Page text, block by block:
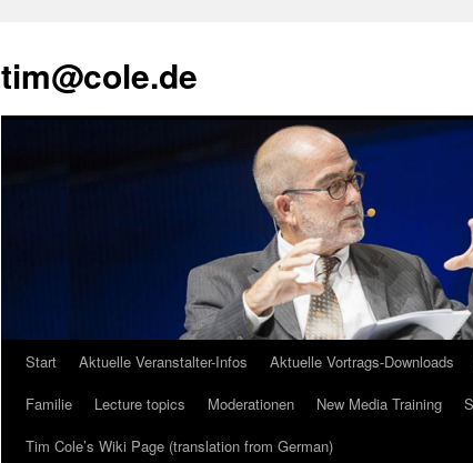
tim@cole.de
Start Aktuelle Veranstalter-Infos Aktuelle Vortrags-Downloads
Familie
Lecture topics Moderationen New Media Training
Tim Cole’s Wiki Page (translation from German)